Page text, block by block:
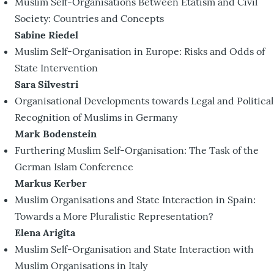
Society: Countries and Concepts
Sabine Riedel
Muslim Self-Organisation in Europe: Risks and Odds of
State Intervention
Sara Silvestri
Organisational Developments towards Legal and Political
Recognition of Muslims in Germany
Mark Bodenstein
Furthering Muslim Self-Organisation: The Task of the
German Islam Conference
Markus Kerber
Muslim Organisations and State Interaction in Spain:
Towards a More Pluralistic Representation?
Elena Arigita
Muslim Self-Organisation and State Interaction with
Muslim Organisations in Italy